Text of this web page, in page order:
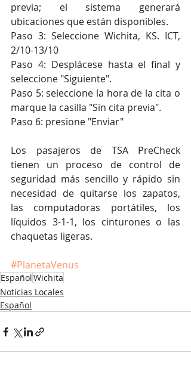
previa; el sistema generará
ubicaciones que están disponibles.
Paso 3: Seleccione Wichita, KS. ICT,
2/10-13/10
Paso 4: Desplácese hasta el final y
seleccione "Siguiente".
Paso 5: seleccione la hora de la cita o
marque la casilla "Sin cita previa".
Paso 6: presione "Enviar"
Los pasajeros de TSA PreCheck
tienen un proceso de control de
seguridad más sencillo y rápido sin
necesidad de quitarse los zapatos,
las computadoras portátiles, los
líquidos 3-1-1, los cinturones o las
chaquetas ligeras.
#PlanetaVenus
EspañolWichita
Noticias Locales
Español